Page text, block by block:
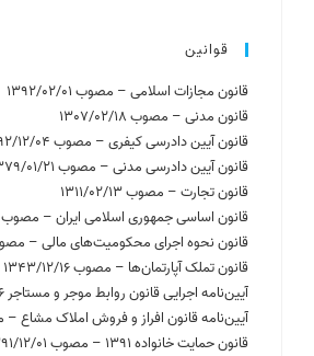
قوانین
قانون مجازات اسلامی – مصوب 1392/02/01
قانون مدنی – مصوب 1307/02/18
قانون آیین دادرسی کیفری – مصوب 1392/12/04
قانون آیین دادرسی مدنی – مصوب 1379/01/21
قانون تجارت – مصوب 1311/02/13
قانون اساسی جمهوری اسلامی ایران – مصوب 1358/09/12
قانون تملک آپارتمان‌ها – مصوب 1343/12/16
قانون حمایت خانواده 1391 – مصوب 1391/12/01